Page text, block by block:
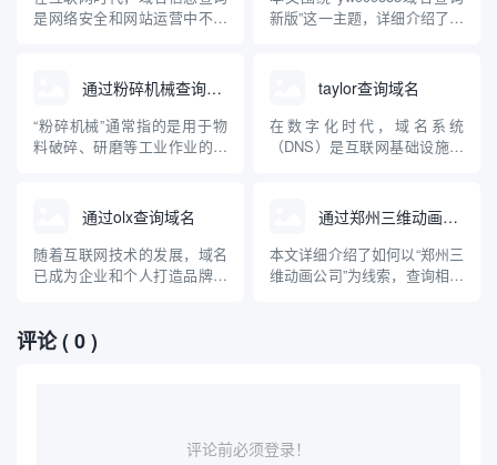
理、品牌保护以及安全风险防
以及选择此类域名时需注意的
是网络安全和网站运营中不可
信息查询相关操作。本文将系
统讲解什么是域名信息查询、
httpsmm是否为特定服务、如
何安全有效地进行域名信息查
新版”这一主题，详细介绍了域
点，并以yw999333域名为例，
指导用户如何科学有效地进行
域名状态监测和风险识别。文
章还会科普域名的基础知识、
通过粉碎机械查询域名
“粉碎机械”通常指的是用于物
料破碎、研磨等工业作业的机
“粉碎机械”来查询域名？本文
将科普域名、查询方法以及“粉
碎机械”作为关键词在域名查询
过程中可能的应用场景，帮助
taylor查询域名
在数字化时代，域名系统
（DNS）是互联网基础设施的
并非一个标准术语，而是用户
通过特定工具或平台查询包含
“taylor”字样或相关的域名信
息。本文将详细介绍域名查...
通过olx查询域名
随着互联网技术的发展，域名
已成为企业和个人打造品牌、
时，经常混淆域名查询平台与
OLX等二手交易平台。本文将
通过郑州三维动画公司查询域名
本文详细介绍了如何以“郑州三
维动画公司”为线索，查询相关
评论( 0 )
评论前必须登录！